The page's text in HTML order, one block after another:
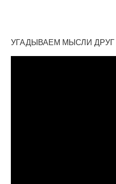
УГАДЫВАЕМ МЫСЛИ ДРУГ